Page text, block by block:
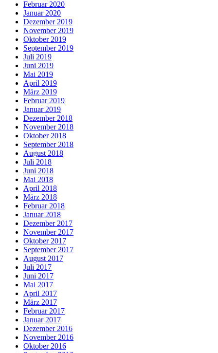
Februar 2020
Januar 2020
Dezember 2019
November 2019
Oktober 2019
September 2019
Juli 2019
Juni 2019
Mai 2019
April 2019
März 2019
Februar 2019
Januar 2019
Dezember 2018
November 2018
Oktober 2018
September 2018
August 2018
Juli 2018
Juni 2018
Mai 2018
April 2018
März 2018
Februar 2018
Januar 2018
Dezember 2017
November 2017
Oktober 2017
September 2017
August 2017
Juli 2017
Juni 2017
Mai 2017
April 2017
März 2017
Februar 2017
Januar 2017
Dezember 2016
November 2016
Oktober 2016